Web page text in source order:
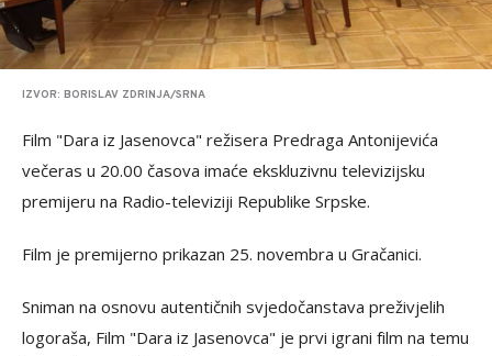
IZVOR: BORISLAV ZDRINJA/SRNA
Film "Dara iz Jasenovca" režisera Predraga Antonijevića
večeras u 20.00 časova imaće ekskluzivnu televizijsku
premijeru na Radio-televiziji Republike Srpske.
Film je premijerno prikazan 25. novembra u Gračanici.
Sniman na osnovu autentičnih svjedočanstava preživjelih
logoraša, Film "Dara iz Jasenovca" je prvi igrani film na temu